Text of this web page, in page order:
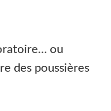
ou
des poussières